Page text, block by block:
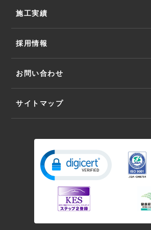
施工実績
採用情報
お問い合わせ
サイトマップ